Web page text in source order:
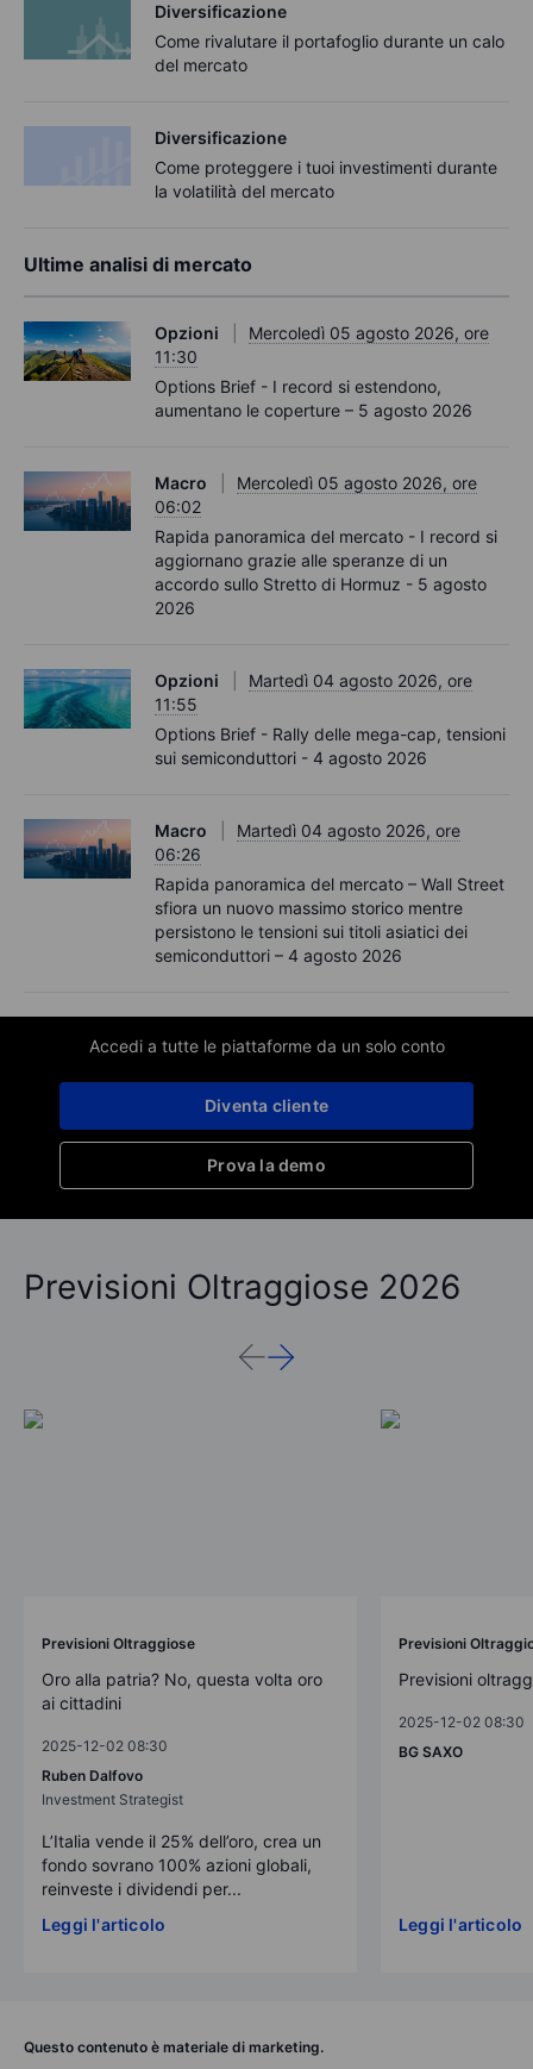
Diversificazione
Come rivalutare il portafoglio durante un calo
del mercato
Diversificazione
Come proteggere i tuoi investimenti durante
la volatilità del mercato
Ultime analisi di mercato
Opzioni
Mercoledì 05 agosto 2026, ore
11:30
Options Brief - I record si estendono,
aumentano le coperture – 5 agosto 2026
Macro
Mercoledì 05 agosto 2026, ore
06:02
Rapida panoramica del mercato - I record si
aggiornano grazie alle speranze di un
accordo sullo Stretto di Hormuz - 5 agosto
2026
Opzioni
Martedì 04 agosto 2026, ore
11:55
Options Brief - Rally delle mega-cap, tensioni
sui semiconduttori - 4 agosto 2026
Macro
Martedì 04 agosto 2026, ore
06:26
Rapida panoramica del mercato – Wall Street
sfiora un nuovo massimo storico mentre
persistono le tensioni sui titoli asiatici dei
semiconduttori – 4 agosto 2026
Accedi a tutte le piattaforme da un solo conto
Prova la demo
Diventa cliente
Previsioni Oltraggiose 2026
Previsioni Oltraggiose
Oro alla patria? No, questa volta oro
ai cittadini
2025-12-02 08:30
Ruben Dalfovo
Investment Strategist
L’Italia vende il 25% dell’oro, crea un
fondo sovrano 100% azioni globali,
reinveste i dividendi per...
Leggi l'articolo
Previsioni
Previsioni
2025-12-02 08:30
BG SAXO
Leggi l'articolo
Questo contenuto è materiale di marketing.